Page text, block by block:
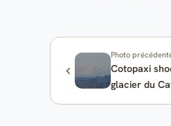
Photo
Cotopaxi
glacier du